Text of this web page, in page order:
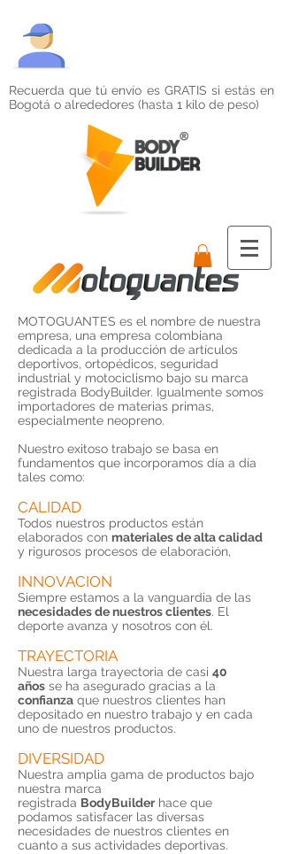
Recuerda que tú envío es GRATIS si estás en
Bogotá o alrededores (hasta 1 kilo de peso)
MOTOGUANTES es el nombre de nuestra
empresa, una empresa colombiana
dedicada a la producción de artículos
deportivos, ortopédicos, seguridad
industrial y motociclismo bajo su marca
registrada BodyBuilder. Igualmente somos
importadores de materias primas,
especialmente neopreno.
Nuestro exitoso trabajo se basa en
fundamentos que incorporamos día a día
tales como:
CALIDAD
Todos nuestros productos están
elaborados con materiales de alta calidad
y rigurosos procesos de elaboración,
INNOVACION
Siempre estamos a la vanguardia de las
necesidades de nuestros clientes. El
deporte avanza y nosotros con él.
TRAYECTORIA
Nuestra larga trayectoria de casi 40
años se ha asegurado gracias a la
confianza que nuestros clientes han
depositado en nuestro trabajo y en cada
uno de nuestros productos.
DIVERSIDAD
Nuestra amplia gama de productos bajo
nuestra marca
registrada BodyBuilderhace que
podamos satisfacer las diversas
necesidades de nuestros clientes en
cuanto a sus actividades deportivas.